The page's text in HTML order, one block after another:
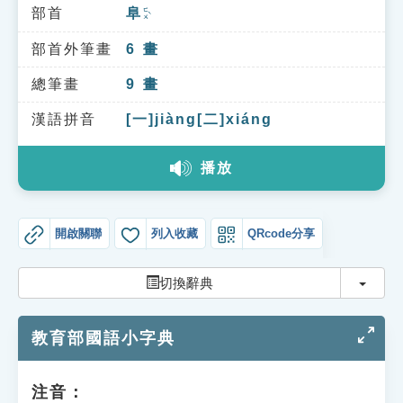
索引選單
知識索引
單字索引
生命大百科索引
教學應用
貓頭鷹博士
部首 阜 ㄈㄨˋ
部首外筆畫 6 畫
總筆畫 9 畫
漢語拼音 [一]jiàng[二]xiáng
播放
開啟關聯 列入收藏 QRcode分享
切換辭典 切換
教育部國語小字典
注音：